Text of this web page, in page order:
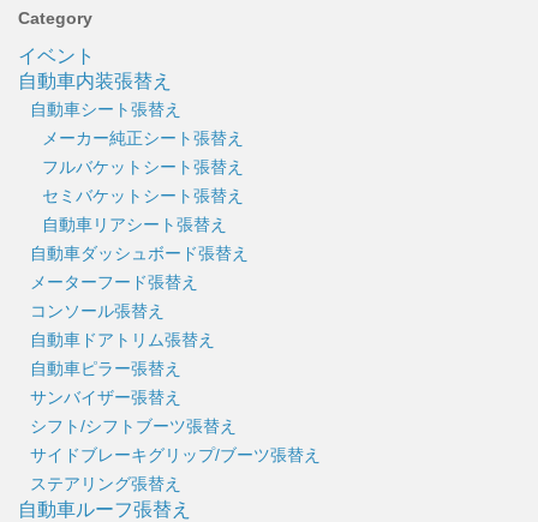
Category
イベント
自動車内装張替え
自動車シート張替え
メーカー純正シート張替え
フルバケットシート張替え
セミバケットシート張替え
自動車リアシート張替え
自動車ダッシュボード張替え
メーターフード張替え
コンソール張替え
自動車ドアトリム張替え
自動車ピラー張替え
サンバイザー張替え
シフト/シフトブーツ張替え
サイドブレーキグリップ/ブーツ張替え
ステアリング張替え
自動車ルーフ張替え